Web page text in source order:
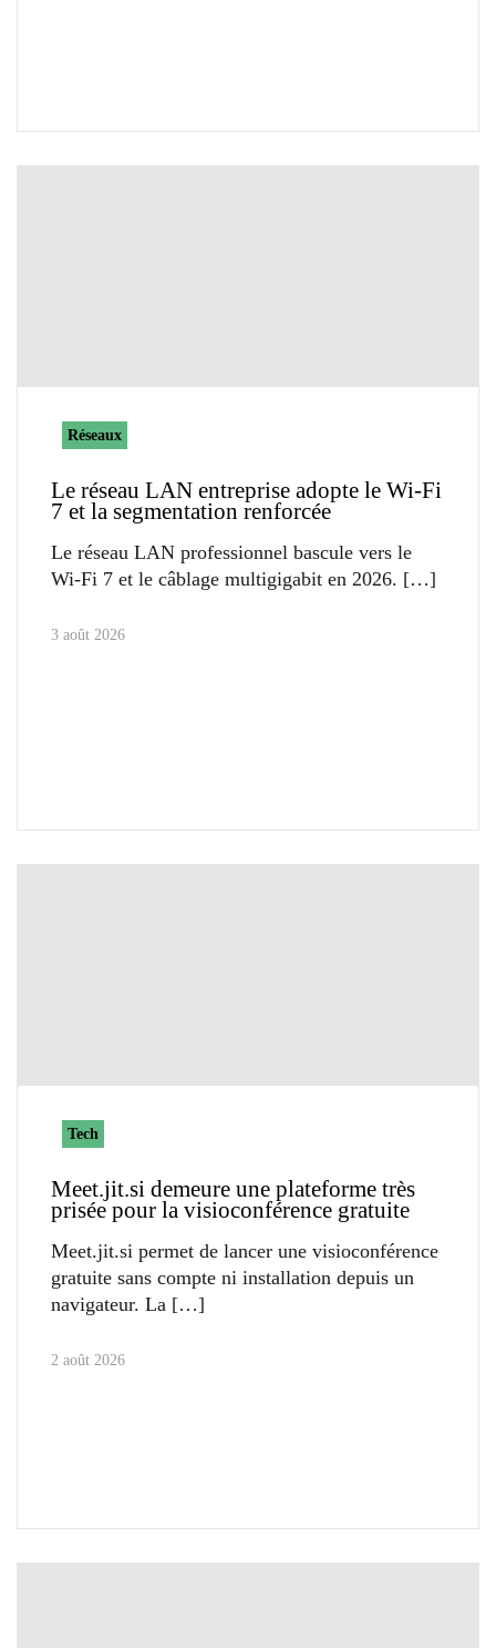
Réseaux
Le réseau LAN entreprise adopte le Wi-Fi
7 et la segmentation renforcée
Le réseau LAN professionnel bascule vers le
Wi-Fi 7 et le câblage multigigabit en 2026.
3 août 2026
Tech
Meet.jit.si demeure une plateforme très
prisée pour la visioconférence gratuite
Meet.jit.si permet de lancer une visioconférence
gratuite sans compte ni installation depuis un
navigateur. La
2 août 2026